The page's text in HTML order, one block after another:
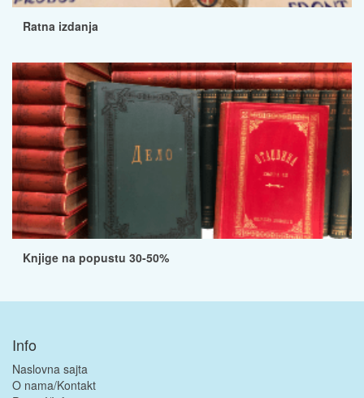
Ratna izdanja
Knjige na popustu 30-50%
Info
Naslovna sajta
O nama/Kontakt